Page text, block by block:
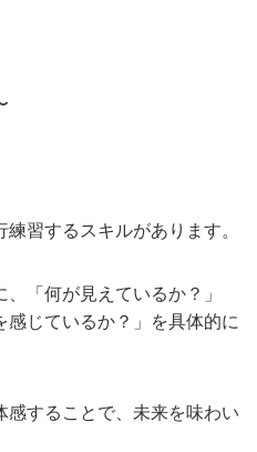
習するスキルがあります。
「何が見えているか？」
感じているか？」を具体的に
することで、未来を味わい